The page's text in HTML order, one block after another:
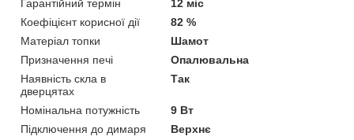
Гарантійний термін
12 міс
Коефіцієнт корисної дії
82 %
Матеріал топки
Шамот
Призначення печі
Опалювальна
Наявність скла в
дверцятах
Так
Номінальна потужність
9 Вт
Підключення до димаря
Верхнє